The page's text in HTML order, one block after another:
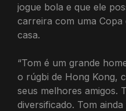
jogue bola e que ele
carreira com uma
casa.
“Tom é um grande
o rúgbi de Hong Kong,
seus melhores amigos.
diversificado. Tom